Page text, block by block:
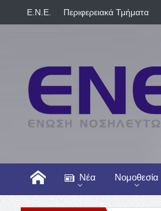
E.N.E. Περιφερειακά Τμήματα
Νέα Νομοθεσία